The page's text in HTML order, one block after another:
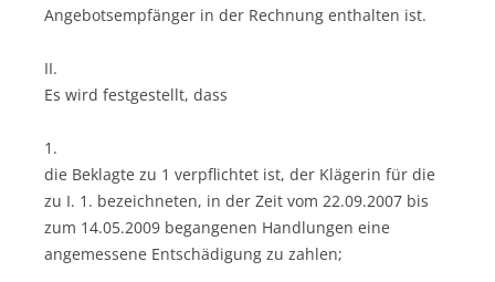
Angebotsempfänger in der Rechnung enthalten ist.
II.
Es wird festgestellt, dass
1.
die Beklagte zu 1 verpflichtet ist, der Klägerin für die
zu I. 1. bezeichneten, in der Zeit vom 22.09.2007 bis
zum 14.05.2009 begangenen Handlungen eine
angemessene Entschädigung zu zahlen;